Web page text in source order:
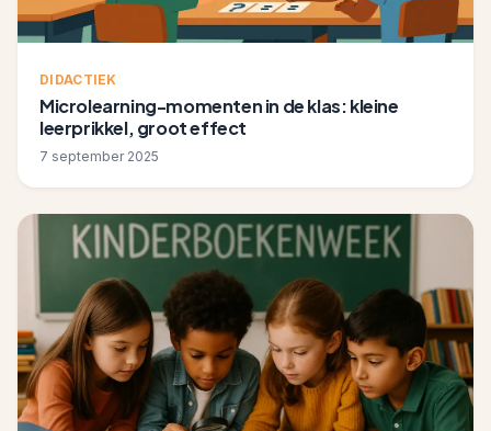
DIDACTIEK
Microlearning-momenten in de klas: kleine
leerprikkel, groot effect
7 september 2025